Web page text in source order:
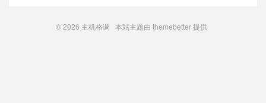
© 2026 主机格调 本站主题由 themebetter提供